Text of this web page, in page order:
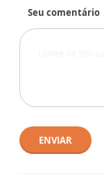
Seu comentário
ENVIAR